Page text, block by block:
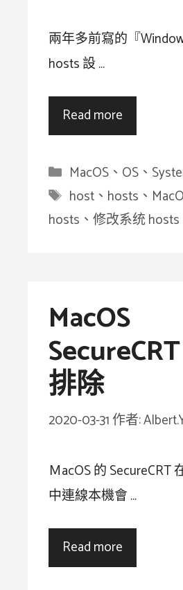
兩年多前寫的『
hosts 設 …
Read more
分
類
MacOS 、 OS 、
標
籤
host 、 hosts 、
hosts 、 修改系统 hosts
MacOS
排除
2020-03-31作者:
ＭacOS 的 SecureCRT
中連線本機會 …
Read more